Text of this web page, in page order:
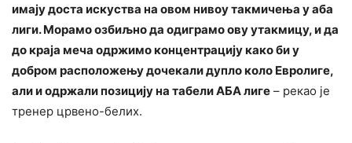
имају доста искуства на овом нивоу такмичења у аба
лиги. Морамо озбиљно да одиграмо ову утакмицу, и да
до краја меча одржимо концентрацију како би у
добром расположењу дочекали дупло коло Евролиге,
али и одржали позицију на табели АБА лиге – рекао је
тренер црвено-белих.